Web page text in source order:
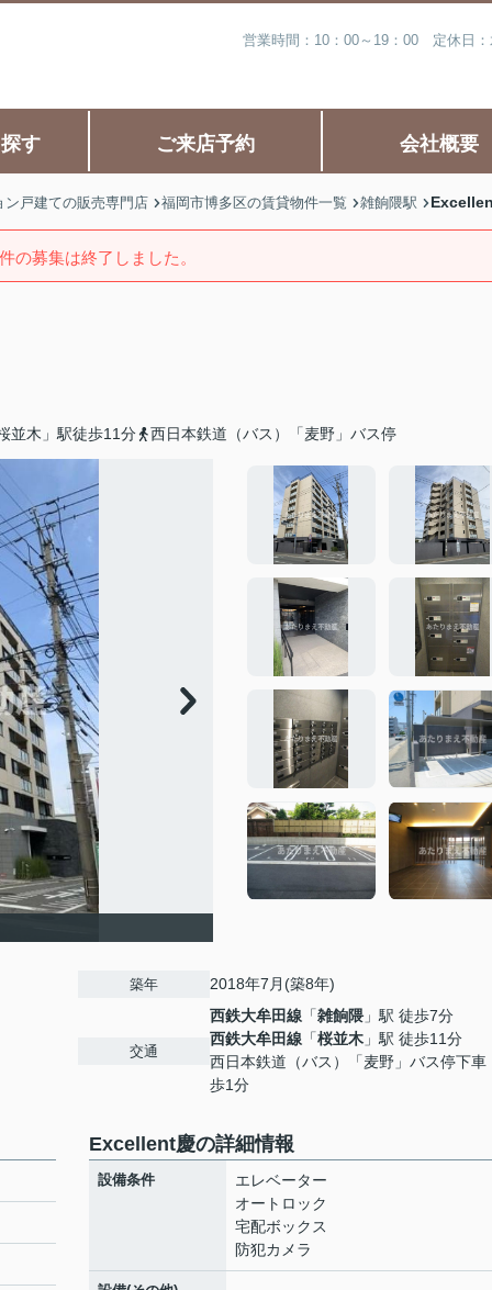
営業時間：10：00～19：00 定休日
す ご来店予約 会社概要
戸建ての販売専門店 福岡市博多区の賃貸物件一覧 雑餉隈駅
の募集は終了しました。
並木」駅徒歩11分 西日本鉄道（バス）「麦野」バス停
築年 2018年7月(築8年)
交通
西鉄大牟田線 「雑餉隈 」駅 徒歩7分
西鉄大牟田線 「桜並木 」駅 徒歩11分
西日本鉄道（バス）「麦野」バス停下
歩1分
Excellent慶の詳細情報
設備条件
エレベーター
オートロック
宅配ボックス
防犯カメラ